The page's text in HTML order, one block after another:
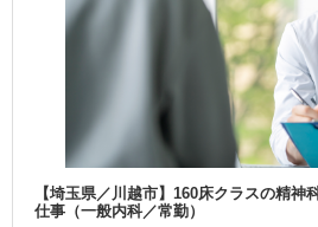
【埼玉県／川越市】160床クラスの精神
仕事（一般内科／常勤）